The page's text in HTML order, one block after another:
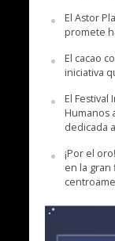
El Astor
promete
El cacao
iniciativa
El
Humanos
dedicada
¡Por el
en la